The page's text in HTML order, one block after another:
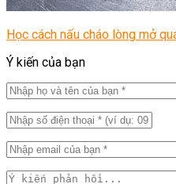
Học cách nấu cháo lòng mở
Ý kiến của bạn